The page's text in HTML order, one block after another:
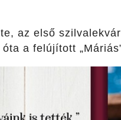
az első
a felújított